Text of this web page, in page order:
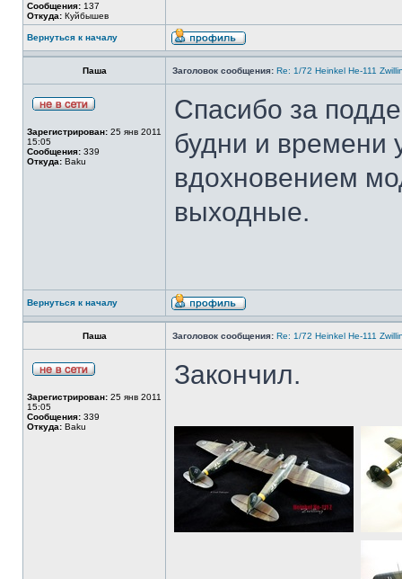
Сообщения: 137
Откуда: Куйбышев
Вернуться к началу
Паша Заголовок сообщения: Re: 1/72 Heinkel He-111
Зарегистрирован: 25 янв 2011
15:05
Сообщения: 339
Откуда: Baku
Спасибо за
будни и времени
вдохновением
выходные.
Вернуться к началу
Паша Заголовок сообщения: Re: 1/72 Heinkel He-111
Зарегистрирован: 25 янв 2011
15:05
Сообщения: 339
Откуда: Baku
Закончил.